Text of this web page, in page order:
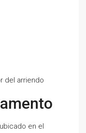
del arriendo
en el